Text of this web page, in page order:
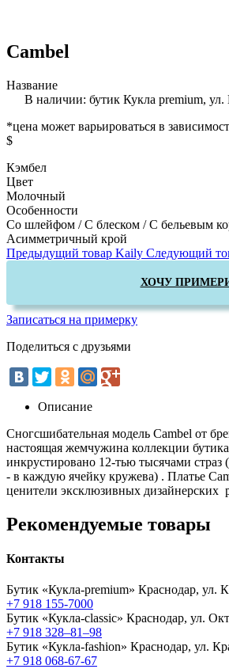
Cambel
В наличии: бутик Кукла premium, ул.
*цена может варьироваться в
$
Название
Кэмбел
Цвет
Молочный
Особенности
Со шлейфом / С блеском / С бельевым
Асимметричный крой
Предыдущий товар Kaily Следующий
ХОЧУ
Записаться на примерку
Поделиться с друзьями
Описание
Сногсшибательная модель Cambel от
настоящая жемчужина коллекции
инкрустировано 12-тью тысячами страз
- в каждую ячейку кружева) . Платье
ценители эксклюзивных дизайнерских
Рекомендуемые товары
Контакты
Бутик «Кукла-premium» Краснодар, ул.
+7 918 155-7000
Бутик «Кукла-classic» Краснодар, ул.
+7 918 328–81–98
Бутик «Кукла-fashion» Краснодар, ул.
+7 918 068-67-67